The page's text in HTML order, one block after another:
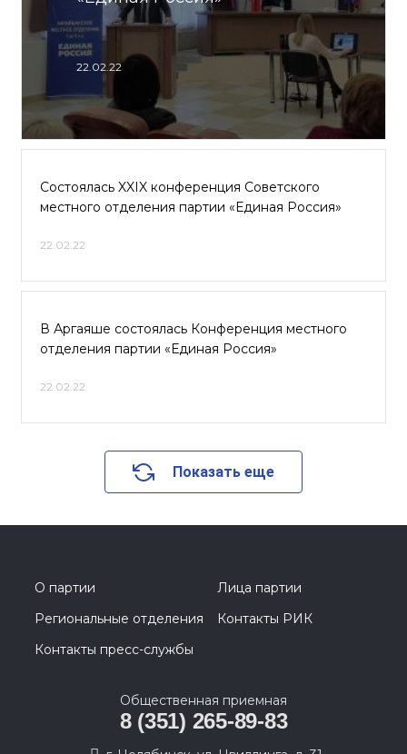
22.02.22
Состоялась XXIX конференция Советского
местного отделения партии «Единая Россия»
22.02.22
В Аргаяше состоялась Конференция местного
отделения партии «Единая Россия»
22.02.22
Показать еще
О партии
Лица партии
Региональные отделения
Контакты РИК
Контакты пресс-службы
Общественная приемная
8 (351) 265-89-83